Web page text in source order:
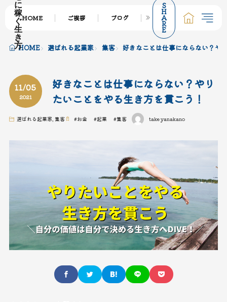
に
稼
ぐ
生
き
方
HOME ご挨拶 ブログ サービス一覧
S
H
A
R
E
HOME
選ばれる起業家 集客 好きなことは仕事にならない？や
11/05
2021
好きなことは仕事にならない？やり
たいことをやる生き方を貫こう！
選ばれる起業家, 集客 #お金 #起業 #集客 takeyanakano